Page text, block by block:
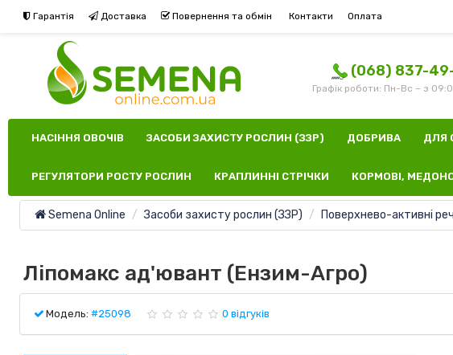
Гарантія Доставка Повернення та обмін Контакти Оплата
(068) 837-
Графік роботи: Пн-Вс – з
НАСІННЯ ОВОЧІВ ЗАСОБИ ЗАХИСТУ РОСЛИН (ЗЗР) ДОБРИВА ДЛЯ
РЕГУЛЯТОРИ РОСТУ РОСЛИН КРАПЛИННІ СТРІЧКИ КОРМОВІ,
Semena Online Засоби захисту рослин (ЗЗР) Поверхнево-активні
Ліпомакс ад'ювант (Ензим-Агро)
Модель: #25098 0 відгуків